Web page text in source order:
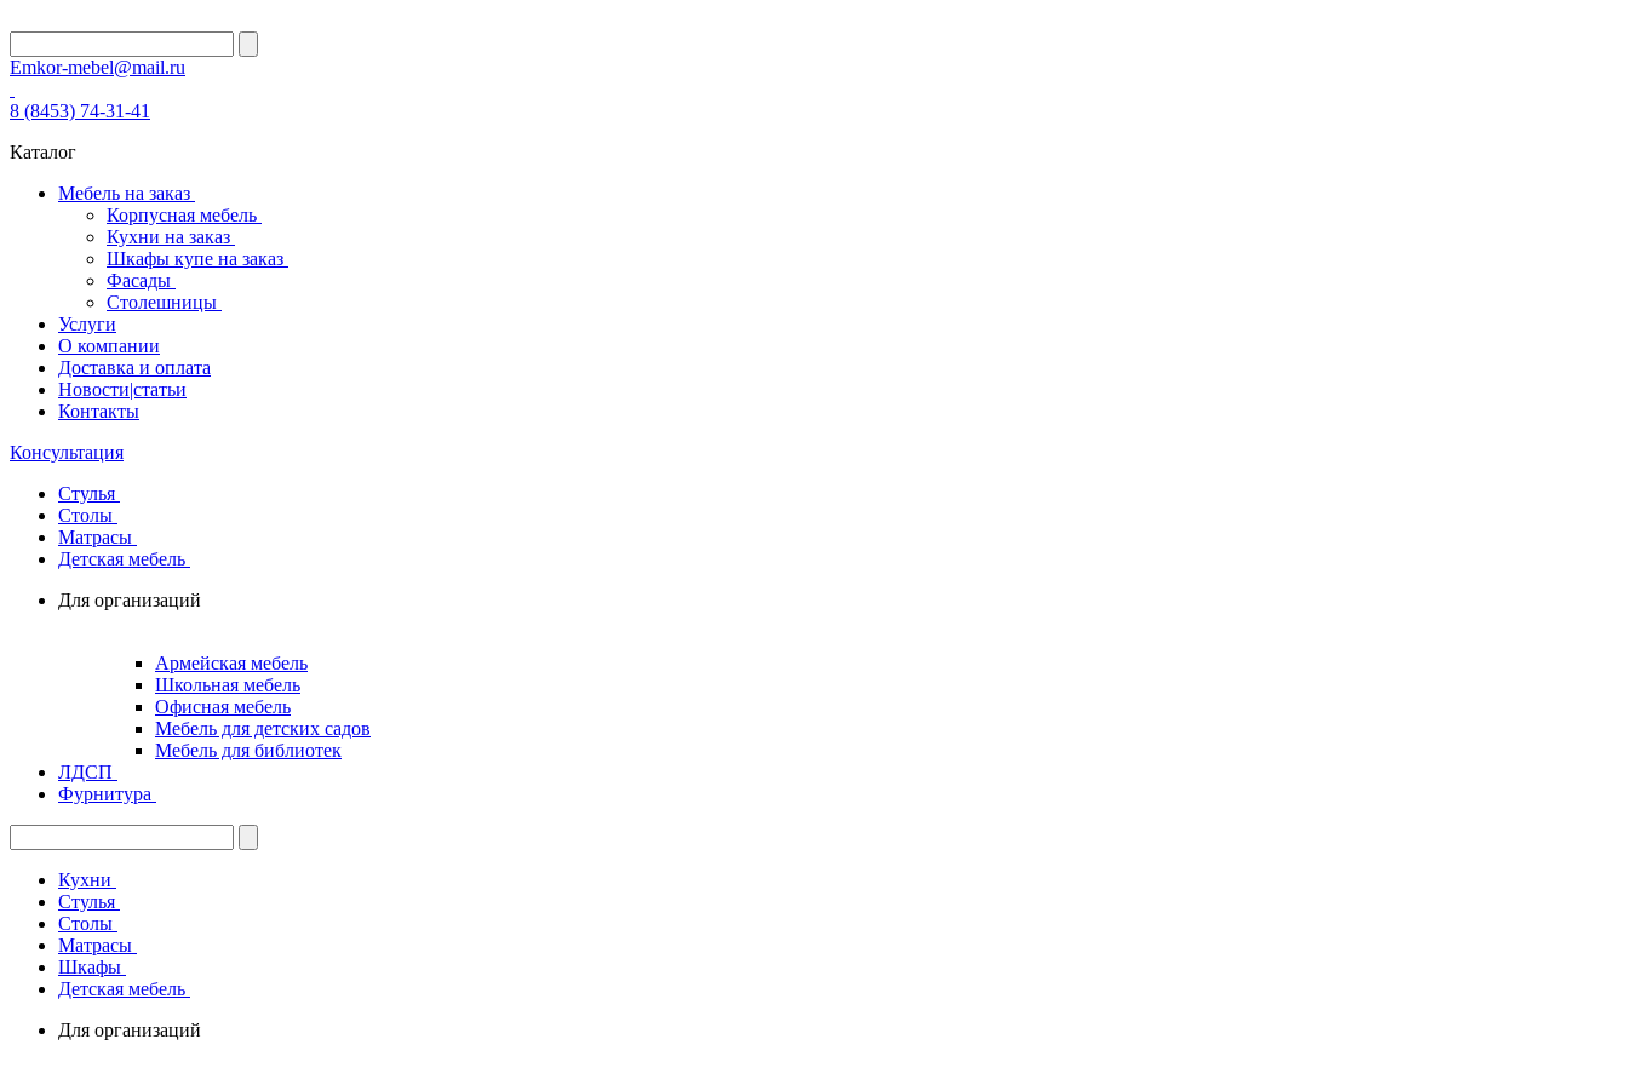
Emkor-mebel@mail.ru
8 (8453) 74-31-41
Каталог
Мебель на заказ
Корпусная мебель
Кухни на заказ
Шкафы купе на заказ
Фасады
Столешницы
Услуги
О компании
Доставка и оплата
Новости|статьи
Контакты
Консультация
Стулья
Столы
Матрасы
Детская мебель
Для организаций
Армейская мебель
Школьная мебель
Офисная мебель
Мебель для детских садов
Мебель для библиотек
ЛДСП
Фурнитура
Кухни
Стулья
Столы
Матрасы
Шкафы
Детская мебель
Для организаций